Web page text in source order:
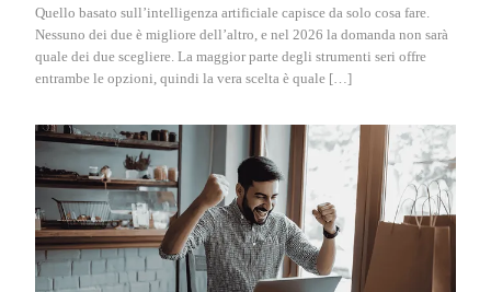
Quello basato sull’intelligenza artificiale capisce da solo cosa fare.
Nessuno dei due è migliore dell’altro, e nel 2026 la domanda non sarà
quale dei due scegliere. La maggior parte degli strumenti seri offre
entrambe le opzioni, quindi la vera scelta è quale […]